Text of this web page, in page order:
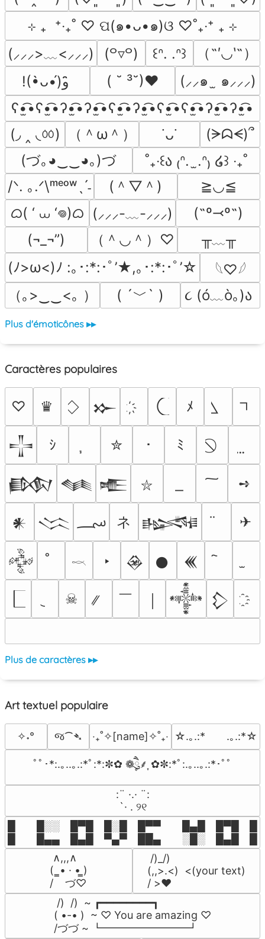
⊹ ₊  ⁺‧₊˚ ♡ ପ(๑•ᴗ•๑)ଓ ♡˚₊‧⁺ ₊ ⊹
(⸝⸝⸝>﹏<⸝⸝⸝)
(꒪▿꒪) ꒰ᐢ. .ᐢ꒱
（˶′◡‵˶）
( ˘ ³˘)♥
(⸝⸝๑  ̫ ๑⸝⸝⸝)
ʕ•̫͡•ʕ•̫͡•ʔ•̫͡•ʔ•̫͡•ʕ•̫͡•ʔ•̫͡•ʕ•̫͡•ʕ•̫͡•ʔ•̫͡•ʔ•̫͡•
(◞ ‸ ◟ㆀ)
（＾ω＾） ˙ᴗ˙
(ᗒᗣᗕ)՞
(づ｡◕‿‿◕｡)づ
˚₊‧꒰ა ₍ᐢ.  ̫.ᐢ₎ ໒꒱ ‧₊˚
/ᐠ. ｡.ᐟ\ᵐᵉᵒʷˎˊ˗
(＾▽＾)
≧◡≦
ᜊ( ‘ ⩊ ‘𖦹)ᜊ (⸝⸝⸝-﹏-⸝⸝⸝)
(˶º⤙º˶)
(¬_¬”)
（＾◡＾）♡
╥﹏╥
(ﾉ>ω<)ﾉ :｡･:*:･ﾟ’★,｡･:*:･ﾟ’☆
𓆩♡𓆪
（｡>‿‿<｡ ）
( ´﹀` ) ૮ (ó﹏ò｡)ა
Plus d'émoticônes ▸▸
Caractères populaires
♡ ♛ 𒁍 ﾒ
𒋲 ｼ ✮ ･ ﾐ
𒁃 𒈝 𒍫 ⛥ ➺
𒀭 𒈱 ؄ ネ 𒈙 ✈
𒅒 𓎖 ‣ 𒊲 𒊹 𒌍
☠ ￣ 𒀱 𒁷
Plus de caractères ▸▸
Art textuel populaire
✧˖° જ⁀➴ ‎‧₊˚✧[name]✧˚₊‧ ☆.｡.:*　　.｡.:*☆
ﾟﾟ･*:.｡..｡.:*ﾟ:*:✼✿ ❁ཻུ۪۪⸙͎ ✿✼:*ﾟ:.｡..｡.:*･ﾟﾟ
⠀:¨ ·.· ¨:⠀
⠀ `· . ୨୧⠀
█  █░░ █▀█ █░█ █▀▀  █▄█ █▀█
█  █▄▄ █▄█ ▀▄▀ ██▄  ░█░ █▄█
∧,,,∧
(  ̳• · • ̳)
/    づ♡
/)_/)
(,,>.<)  <(your text)
/ >❤️
/)  /)  ~ ┏━━━━━━━━┓
( •-• )  ~ ♡ You are amazing ♡
/づづ ~ ┗━━━━━━━━┛